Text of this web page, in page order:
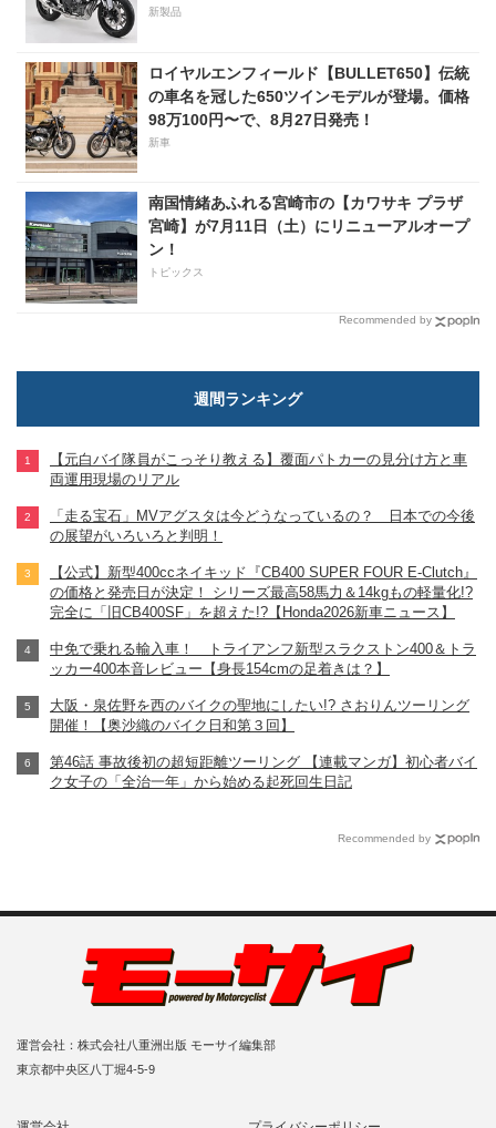
新製品
ロイヤルエンフィールド【BULLET650】伝統
の車名を冠した650ツインモデルが登場。価格
98万100円〜で、8月27日発売！
新車
南国情緒あふれる宮崎市の【カワサキ プラザ
宮崎】が7月11日（土）にリニューアルオープ
ン！
トピックス
Recommended by
週間ランキング
【元白バイ隊員がこっそり教える】覆面パトカーの見分け方と車
両運用現場のリアル
「走る宝石」MVアグスタは今どうなっているの？ 日本での今後
の展望がいろいろと判明！
【公式】新型400ccネイキッド『CB400 SUPER FOUR E-Clutch』
の価格と発売日が決定！ シリーズ最高58馬力＆14kgもの軽量化!?
完全に「旧CB400SF」を超えた!?【Honda2026新車ニュース】
中免で乗れる輸入車！ トライアンフ新型スラクストン400＆トラ
ッカー400本音レビュー【身長154cmの足着きは？】
大阪・泉佐野を西のバイクの聖地にしたい!? さおりんツーリング
開催！【奥沙織のバイク日和第３回】
第46話 事故後初の超短距離ツーリング 【連載マンガ】初心者バイ
ク女子の「全治一年」から始める起死回生日記
Recommended by
運営会社：株式会社八重洲出版 モーサイ編集部
東京都中央区八丁堀4-5-9